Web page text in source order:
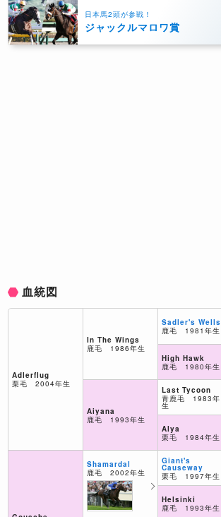
日本馬2頭が参戦！
ジャックルマロワ賞
血統図
Adlerflug
栗毛 2004年生
In The Wings
鹿毛 1986年生
Aiyana
鹿毛 1993年生
Shamardal
鹿毛 2002年生
Sadler's Wells
鹿毛 1981年生
High Hawk
鹿毛 1980年生
Last Tycoon
青鹿毛 1983年
生
Alya
栗毛 1984年生
Giant's
Causeway
栗毛 1997年生
Helsinki
鹿毛 1993年生